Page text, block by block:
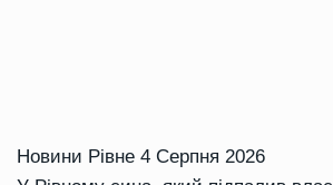
Новини Рівне 4 Серпня 2026